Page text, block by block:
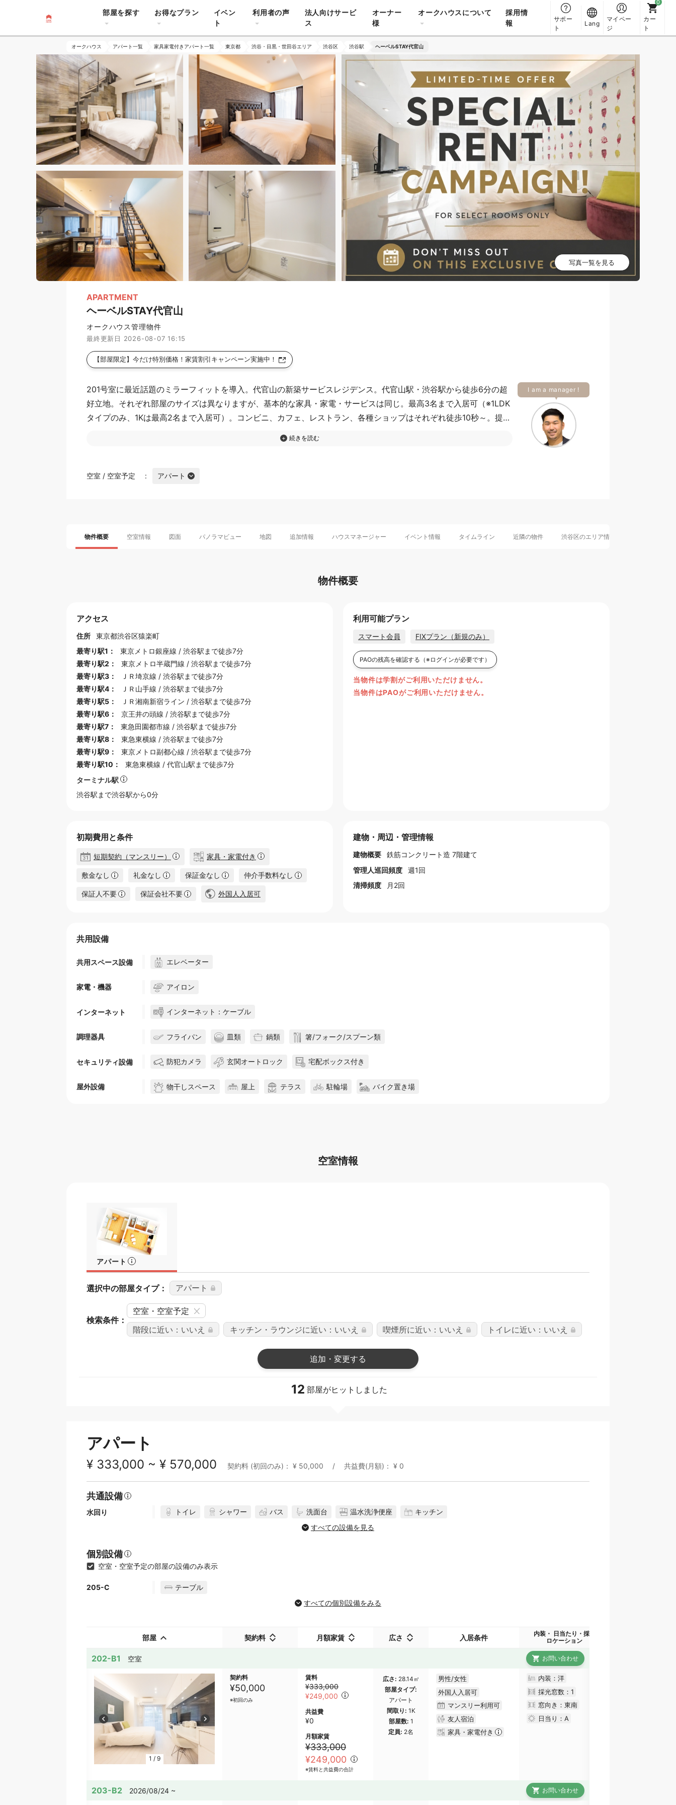
部屋を探す お得なプラン
イベン
ト
利用者の声
法人向けサービ
ス
オーナー
様
オークハウスについて
採用情
報
サポー
ト
Lang
マイペー
ジ
カー
ト
オークハウス アパート一覧 家具家電付きアパート一覧 東京都 渋谷・目黒・世田谷エリア 渋谷区 渋谷駅 ヘーベルSTAY代官山
写真一覧を見る
APARTMENT
ヘーベルSTAY代官山
オークハウス管理物件
最終更新日 2026-08-07 16:15
【部屋限定】今だけ特別価格！家賃割引キャンペーン実施中！
I am a manager !
201号室に最近話題のミラーフィットを導入。代官山の新築サービスレジデンス。代官山駅・渋谷駅から徒歩6分の超
好立地。それぞれ部屋のサイズは異なりますが、基本的な家具・家電・サービスは同じ。最高3名まで入居可（※1LDK
タイプのみ、1Kは最高2名まで入居可）。コンビニ、カフェ、レストラン、各種ショップはそれぞれ徒歩10秒～。提携
空室 / 空室予定 アパート
物件概要 空室情報 図面 パノラマビュー 地図 追加情報 ハウスマネージャー イベント情報 タイムライン 近隣の物件 渋谷区のエリア情報
物件概要
アクセス
住所 東京都渋谷区猿楽町
最寄り駅1：
東京メトロ銀座線 / 渋谷駅 まで徒歩7分
最寄り駅2：
東京メトロ半蔵門線 / 渋谷駅 まで徒歩7分
最寄り駅3：
ＪＲ埼京線 / 渋谷駅 まで徒歩7分
最寄り駅4：
ＪＲ山手線 / 渋谷駅 まで徒歩7分
最寄り駅5：
ＪＲ湘南新宿ライン / 渋谷駅 まで徒歩7分
最寄り駅6：
京王井の頭線 / 渋谷駅 まで徒歩7分
最寄り駅7：
東急田園都市線 / 渋谷駅 まで徒歩7分
最寄り駅8：
東急東横線 / 渋谷駅 まで徒歩7分
最寄り駅9：
東京メトロ副都心線 / 渋谷駅 まで徒歩7分
最寄り駅10：
東急東横線 / 代官山駅 まで徒歩7分
ターミナル駅
渋谷駅まで渋谷駅から0分
利用可能プラン
スマート会員 FIXプラン（新規のみ）
PAOの残高を確認する （※ログインが必要です）
当物件は学割がご利用いただけません。
当物件はPAOがご利用いただけません。
初期費用と条件
短期契約（マンスリー） 家具・家電付き
敷金なし 礼金なし 保証金なし 仲介手数料なし
保証人不要 保証会社不要 外国人入居可
建物・周辺・管理情報
建物概要
鉄筋コンクリート造 7階建て
管理人巡回頻度
週1回
清掃頻度
月2回
共用設備
共用スペース設備 エレベーター
家電・機器 アイロン
インターネット インターネット：ケーブル
調理器具 フライパン 皿類 鍋類 箸/フォーク/スプーン類
セキュリティ設備 防犯カメラ 玄関オートロック 宅配ボックス付き
屋外設備 物干しスペース 屋上 テラス 駐輪場 バイク置き場
空室情報
アパート
選択中の部屋タイプ： アパート
検索条件：
空室・空室予定
階段に近い：いいえ
キッチン・ラウンジに近い：いいえ 喫煙所に近い：いいえ トイレに近い：いいえ
追加・変更する
12 部屋がヒットしました
アパート
¥ 333,000 ~ ¥ 570,000 契約料 (初回のみ)： ¥ 50,000 共益費(月額)： ¥ 0
共通設備
水回り トイレ シャワー バス 洗面台 温水洗浄便座 キッチン
すべての設備を見る
個別設備
空室・空室予定の部屋の設備のみ表示
205-C テーブル
すべての個別設備をみる
部屋 契約料 月額家賃 広さ 入居条件
内装・ 日当たり・採光
ロケーション
202-B1 空室 お問い合わせ
1 / 9
契約料
¥50,000
※初回のみ
賃料
¥333,000
¥249,000
共益費
¥0
月額家賃
¥333,000
¥249,000
※賃料と共益費の合計
広さ
28.14㎡
部屋タイプ
アパート
間取り 1K
部屋数 1
定員 2名
男性/女性
外国人入居可
マンスリー利用可
友人宿泊
家具・家電付き
内装：洋
採光窓数： 1
窓向き：東南
日当り： A
203-B2 2026/08/24 ~ お問い合わせ